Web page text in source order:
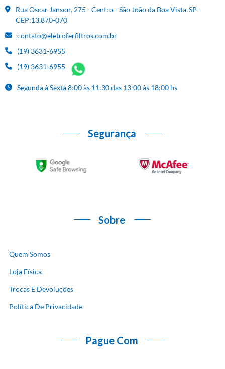
Rua Oscar Janson, 275 - Centro - São João da Boa Vista-SP -
CEP:13.870-070
contato@eletroferfiltros.com.br
(19) 3631-6955
(19) 3631-6955
Segunda à Sexta 8:00 às 11:30 das 13:00 às 18:00 hs
Segurança
Sobre
Quem Somos
Loja Física
Trocas E Devoluções
Política De Privacidade
Pague Com